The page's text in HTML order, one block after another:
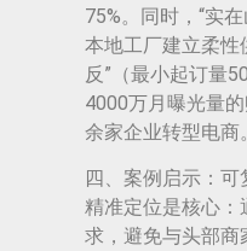
75%。同时，“实
本地工厂建立柔性
反”（最小起订量
4000万月曝光量
余家企业转型电商。
四、案例启示：可
精准定位是核心：
求，避免与头部商